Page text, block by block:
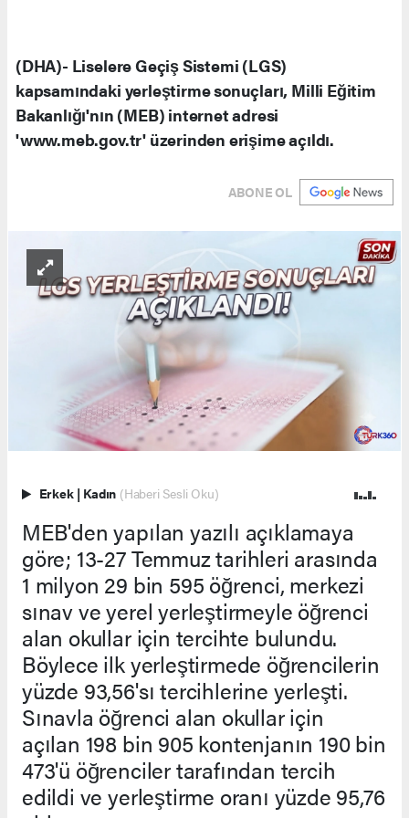
(DHA)- Liselere Geçiş Sistemi (LGS)
kapsamındaki yerleştirme sonuçları, Milli Eğitim
Bakanlığı'nın (MEB) internet adresi
'www.meb.gov.tr' üzerinden erişime açıldı.
ABONE OL
Erkek | Kadın (Haberi Sesli Oku)
MEB'den yapılan yazılı açıklamaya
göre; 13-27 Temmuz tarihleri arasında
1 milyon 29 bin 595 öğrenci, merkezi
sınav ve yerel yerleştirmeyle öğrenci
alan okullar için tercihte bulundu.
Böylece ilk yerleştirmede öğrencilerin
yüzde 93,56'sı tercihlerine yerleşti.
Sınavla öğrenci alan okullar için
açılan 198 bin 905 kontenjanın 190 bin
473'ü öğrenciler tarafından tercih
edildi ve yerleştirme oranı yüzde 95,76